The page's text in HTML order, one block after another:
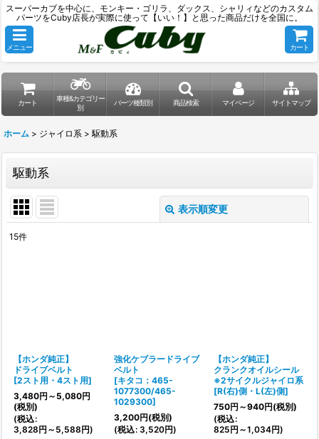
スーパーカブを中心に、モンキー・ゴリラ、ダックス、シャリィなどのカスタム
パーツをCuby店長が実際に使って【いい！】と思った商品だけを全国に。
メニュー カート
カート
車種&カテゴリー
別
パーツ種類別 商品検索 マイページ サイトマップ
ホーム > ジャイロ系 > 駆動系
駆動系
表示順変更
15件
【ホンダ純正】
ドライブベルト
[2スト用・4スト用]
3,480円 ～5,080円
(税別)
(税込:
3,828円 ～5,588円)
強化ケブラードライブ
ベルト
[キタコ：465-
1077300/465-
1029300]
3,200円(税別)
(税込: 3,520円)
【ホンダ純正】
クランクオイルシール
※2サイクルジャイロ系
[R(右)側・L(左)側]
750円 ～940円(税別)
(税込:
825円 ～1,034円)